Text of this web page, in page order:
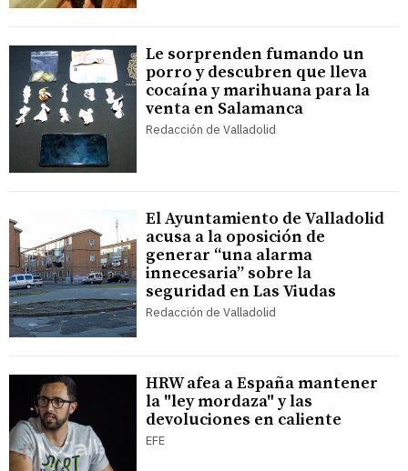
Le sorprenden fumando un
porro y descubren que lleva
cocaína y marihuana para la
venta en Salamanca
Redacción de Valladolid
El Ayuntamiento de Valladolid
acusa a la oposición de
generar “una alarma
innecesaria” sobre la
seguridad en Las Viudas
Redacción de Valladolid
HRW afea a España mantener
la "ley mordaza" y las
devoluciones en caliente
EFE